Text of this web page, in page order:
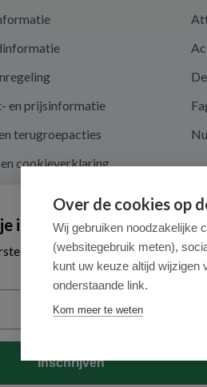
en prijsinformatie
terugroepacties
cookieverklaring
voorwaarden
en retouren
Over de cookies op
Wij gebruiken noodzakelijke
(websitegebruik meten),
kunt uw keuze altijd wijzigen
onderstaande link.
Kom meer te weten
in voor onze nieuwsbrief
de beste aanbiedingen en
advies
Inschrijven